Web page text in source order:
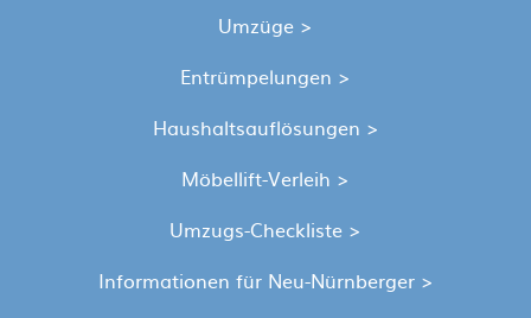
Umzüge >
Entrümpelungen >
Haushaltsauflösungen >
Möbellift-Verleih >
Umzugs-Checkliste >
Informationen für Neu-Nürnberger >